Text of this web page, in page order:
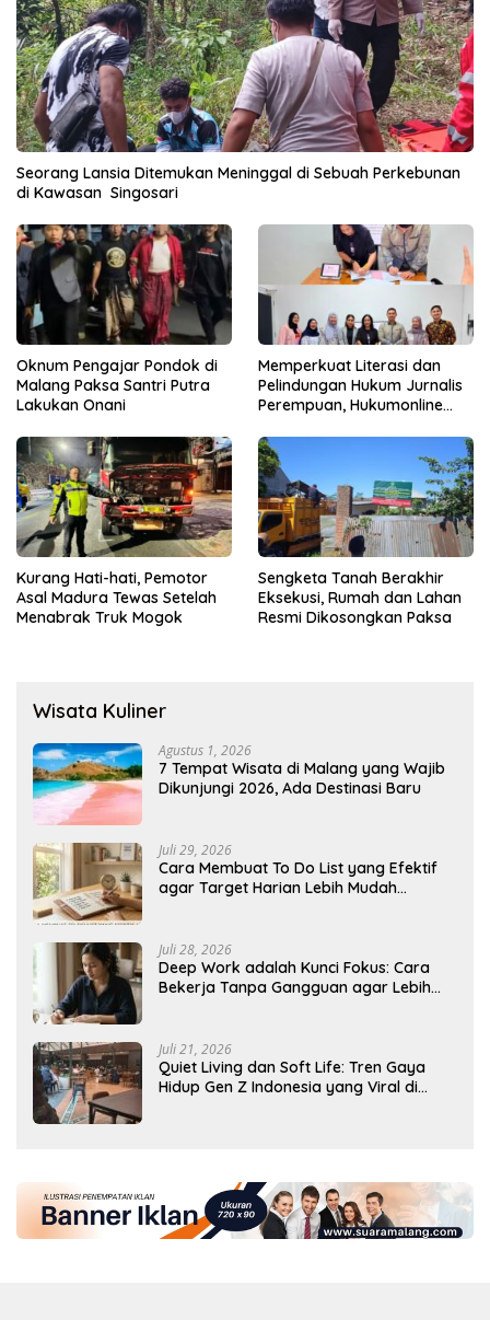
Seorang Lansia Ditemukan Meninggal di Sebuah Perkebunan
di Kawasan Singosari
Oknum Pengajar Pondok di
Malang Paksa Santri Putra
Lakukan Onani
Memperkuat Literasi dan
Pelindungan Hukum Jurnalis
Perempuan, Hukumonline
Gratis
Kurang Hati-hati, Pemotor
Asal Madura Tewas Setelah
Menabrak Truk Mogok
Sengketa Tanah Berakhir
Eksekusi, Rumah dan Lahan
Resmi Dikosongkan Paksa
Wisata Kuliner
Agustus 1, 2026
7 Tempat Wisata di Malang yang Wajib
Dikunjungi 2026, Ada Destinasi Baru
Juli 29, 2026
Cara Membuat To Do List yang Efektif
agar Target Harian Lebih Mudah
Juli 28, 2026
Deep Work adalah Kunci Fokus: Cara
Bekerja Tanpa Gangguan agar Lebih
Juli 21, 2026
Quiet Living dan Soft Life: Tren Gaya
Hidup Gen Z Indonesia yang Viral di